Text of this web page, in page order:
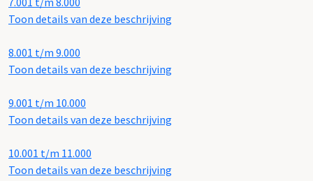
Toon details van deze beschrijving
8.001 t/m 9.000
Toon details van deze beschrijving
9.001 t/m 10.000
Toon details van deze beschrijving
10.001 t/m 11.000
Toon details van deze beschrijving